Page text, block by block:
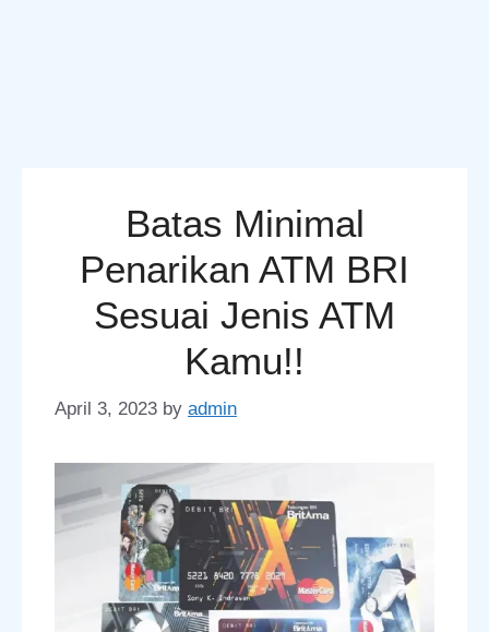
Batas Minimal
Penarikan ATM BRI
Sesuai Jenis ATM
Kamu!!
April 3, 2023 by admin